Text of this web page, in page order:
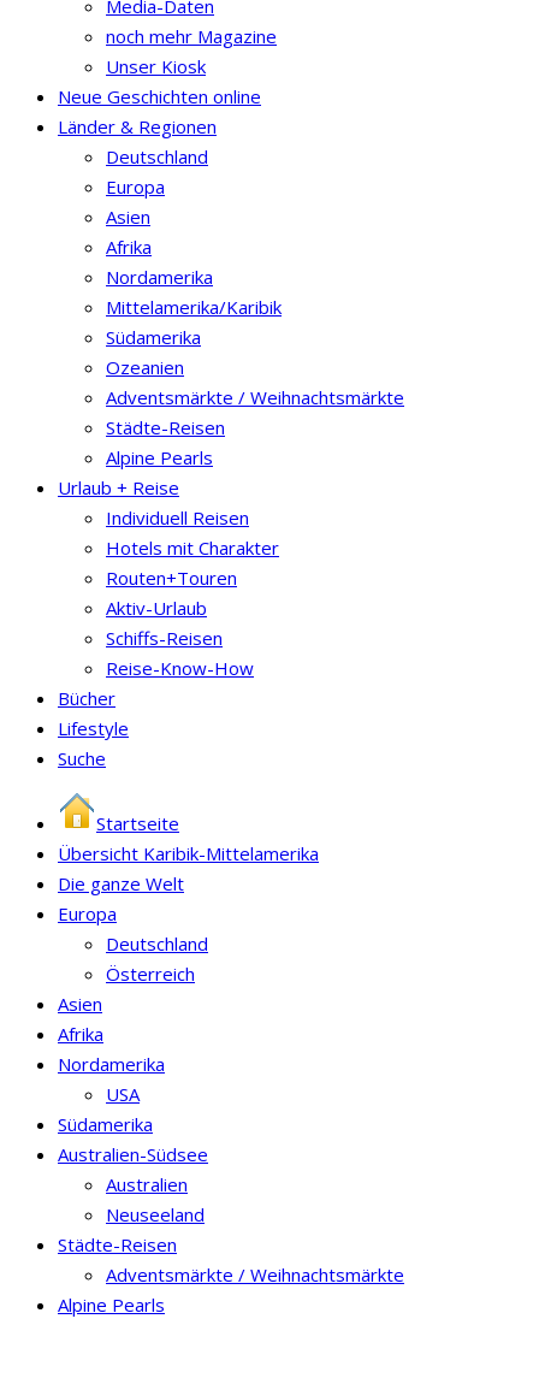
Media-Daten
noch mehr Magazine
Unser Kiosk
Neue Geschichten online
Länder & Regionen
Deutschland
Europa
Asien
Afrika
Nordamerika
Mittelamerika/Karibik
Südamerika
Ozeanien
Adventsmärkte / Weihnachtsmärkte
Städte-Reisen
Alpine Pearls
Urlaub + Reise
Individuell Reisen
Hotels mit Charakter
Routen+Touren
Aktiv-Urlaub
Schiffs-Reisen
Reise-Know-How
Bücher
Lifestyle
Suche
Startseite
Übersicht Karibik-Mittelamerika
Die ganze Welt
Europa
Deutschland
Österreich
Asien
Afrika
Nordamerika
USA
Südamerika
Australien-Südsee
Australien
Neuseeland
Städte-Reisen
Adventsmärkte / Weihnachtsmärkte
Alpine Pearls